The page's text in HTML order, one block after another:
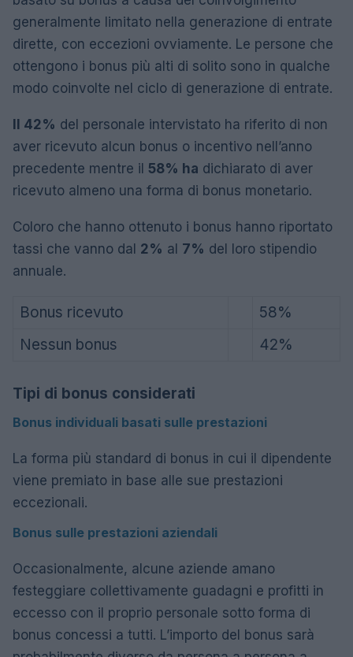
generalmente limitato nella generazione di entrate
dirette, con eccezioni ovviamente. Le persone che
ottengono i bonus più alti di solito sono in qualche
modo coinvolte nel ciclo di generazione di entrate.
Il 42% del personale intervistato ha riferito di non
aver ricevuto alcun bonus o incentivo nell’anno
precedente mentre il 58% ha dichiarato di aver
ricevuto almeno una forma di bonus monetario.
Coloro che hanno ottenuto i bonus hanno riportato
tassi che vanno dal 2% al 7% del loro stipendio
annuale.
Bonus ricevuto
58%
Nessun bonus
42%
Tipi di bonus considerati
Bonus individuali basati sulle prestazioni
La forma più standard di bonus in cui il dipendente
viene premiato in base alle sue prestazioni
eccezionali.
Bonus sulle prestazioni aziendali
Occasionalmente, alcune aziende amano
festeggiare collettivamente guadagni e profitti in
eccesso con il proprio personale sotto forma di
bonus concessi a tutti. L’importo del bonus sarà